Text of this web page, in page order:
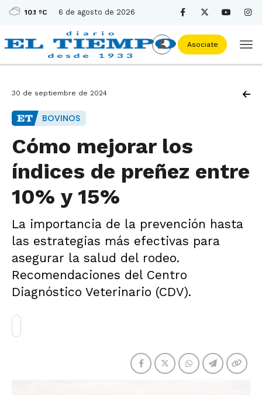
10.1 ºC 6 de agosto de 2026
Asociate
30 de septiembre de 2024
BOVINOS
Cómo mejorar los
índices de preñez entre
10% y 15%
La importancia de la prevención hasta
las estrategias más efectivas para
asegurar la salud del rodeo.
Recomendaciones del Centro
Diagnóstico Veterinario (CDV).